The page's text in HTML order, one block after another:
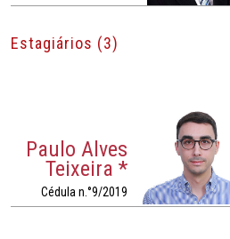
Estagiários (3)
Paulo Alves
Teixeira *
Cédula n.°9/2019